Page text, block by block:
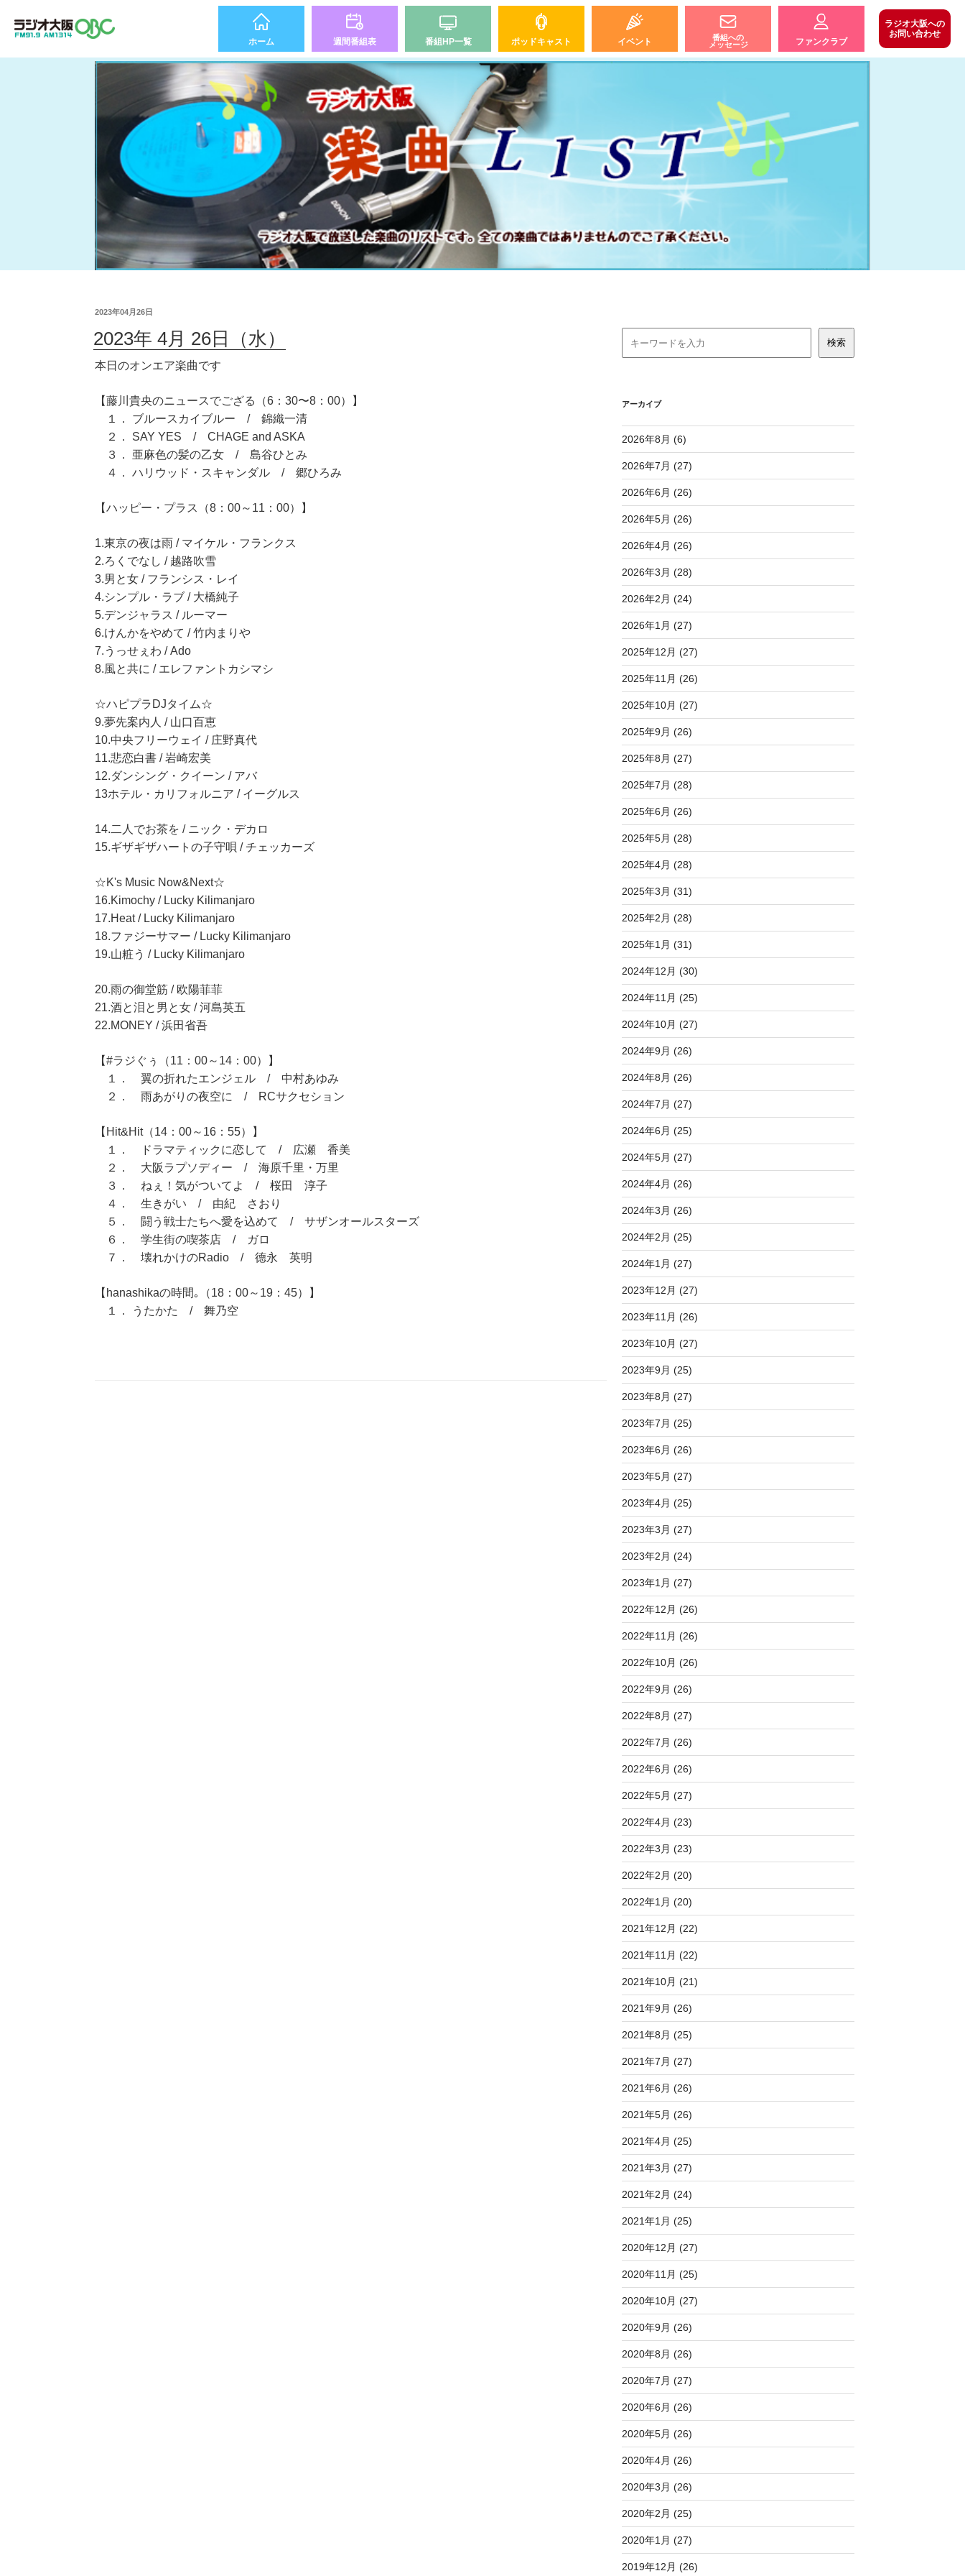
ホーム 週間番組表 番組HP一覧 ポッドキャスト イベント
番組への
メッセージ
ファンクラブ
ラジオ大阪への
お問い合わせ
2023年04月26日
2023年 4月 26日（水）
本日のオンエア楽曲です
【藤川貴央のニュースでござる（6：30〜8：00）】
１． ブルースカイブルー / 錦織一清
２． SAY YES / CHAGE and ASKA
３． 亜麻色の髪の乙女 / 島谷ひとみ
４． ハリウッド・スキャンダル / 郷ひろみ
【ハッピー・プラス（8：00～11：00）】
1.東京の夜は雨 / マイケル・フランクス
2.ろくでなし / 越路吹雪
3.男と女 / フランシス・レイ
4.シンプル・ラブ / 大橋純子
5.デンジャラス / ルーマー
6.けんかをやめて / 竹内まりや
7.うっせぇわ / Ado
8.風と共に / エレファントカシマシ
☆ハピプラDJタイム☆
9.夢先案内人 / 山口百恵
10.中央フリーウェイ / 庄野真代
11.悲恋白書 / 岩崎宏美
12.ダンシング・クイーン / アバ
13ホテル・カリフォルニア / イーグルス
14.二人でお茶を / ニック・デカロ
15.ギザギザハートの子守唄 / チェッカーズ
☆K's Music Now&Next☆
16.Kimochy / Lucky Kilimanjaro
17.Heat / Lucky Kilimanjaro
18.ファジーサマー / Lucky Kilimanjaro
19.山粧う / Lucky Kilimanjaro
20.雨の御堂筋 / 欧陽菲菲
21.酒と泪と男と女 / 河島英五
22.MONEY / 浜田省吾
【#ラジぐぅ（11：00～14：00）】
１． 翼の折れたエンジェル / 中村あゆみ
２． 雨あがりの夜空に / RCサクセション
【Hit&Hit（14：00～16：55）】
１． ドラマティックに恋して / 広瀬 香美
２． 大阪ラプソディー / 海原千里・万里
３． ねぇ！気がついてよ / 桜田 淳子
４． 生きがい / 由紀 さおり
５． 闘う戦士たちへ愛を込めて / サザンオールスターズ
６． 学生街の喫茶店 / ガロ
７． 壊れかけのRadio / 德永 英明
【hanashikaの時間｡（18：00～19：45）】
１． うたかた / 舞乃空
アーカイブ
2026年8月 (6)
2026年7月 (27)
2026年6月 (26)
2026年5月 (26)
2026年4月 (26)
2026年3月 (28)
2026年2月 (24)
2026年1月 (27)
2025年12月 (27)
2025年11月 (26)
2025年10月 (27)
2025年9月 (26)
2025年8月 (27)
2025年7月 (28)
2025年6月 (26)
2025年5月 (28)
2025年4月 (28)
2025年3月 (31)
2025年2月 (28)
2025年1月 (31)
2024年12月 (30)
2024年11月 (25)
2024年10月 (27)
2024年9月 (26)
2024年8月 (26)
2024年7月 (27)
2024年6月 (25)
2024年5月 (27)
2024年4月 (26)
2024年3月 (26)
2024年2月 (25)
2024年1月 (27)
2023年12月 (27)
2023年11月 (26)
2023年10月 (27)
2023年9月 (25)
2023年8月 (27)
2023年7月 (25)
2023年6月 (26)
2023年5月 (27)
2023年4月 (25)
2023年3月 (27)
2023年2月 (24)
2023年1月 (27)
2022年12月 (26)
2022年11月 (26)
2022年10月 (26)
2022年9月 (26)
2022年8月 (27)
2022年7月 (26)
2022年6月 (26)
2022年5月 (27)
2022年4月 (23)
2022年3月 (23)
2022年2月 (20)
2022年1月 (20)
2021年12月 (22)
2021年11月 (22)
2021年10月 (21)
2021年9月 (26)
2021年8月 (25)
2021年7月 (27)
2021年6月 (26)
2021年5月 (26)
2021年4月 (25)
2021年3月 (27)
2021年2月 (24)
2021年1月 (25)
2020年12月 (27)
2020年11月 (25)
2020年10月 (27)
2020年9月 (26)
2020年8月 (26)
2020年7月 (27)
2020年6月 (26)
2020年5月 (26)
2020年4月 (26)
2020年3月 (26)
2020年2月 (25)
2020年1月 (27)
2019年12月 (26)